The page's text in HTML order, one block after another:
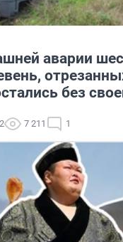
аварии
без
7 211 1